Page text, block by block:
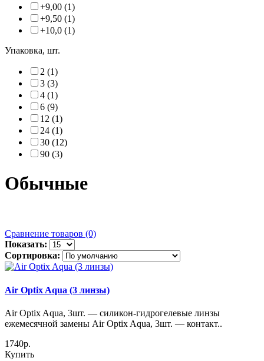
+9,00 (1)
+9,50 (1)
+10,0 (1)
Упаковка, шт.
2 (1)
3 (3)
4 (1)
6 (9)
12 (1)
24 (1)
30 (12)
90 (3)
Обычные
Сравнение товаров (0)
Показать:
Сортировка:
Air Optix Aqua (3 линзы)
Air Optix Aqua, 3шт. — силикон-гидрогелевые линзы
ежемесячной замены Air Optix Aqua, 3шт. — контакт..
1740р.
Купить